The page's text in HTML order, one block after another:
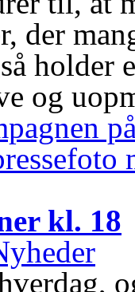
der
holder
og
kl. 18